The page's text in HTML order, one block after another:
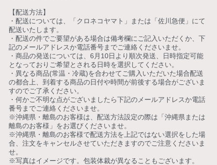
【配送方法】
・配送については、「クロネコヤマト」または「佐川急便」にて
配送いたします。
・配送の件でご要望がある場合は備考欄にご記入いただくか、下
記のメールアドレスか電話番号までご連絡くださいませ。
・商品の発送については、6月10日より順次発送、日時指定可能
となっておりご希望とされる日時を選択してください。
・異なる商品(常温・冷蔵)を合わせてご購入いただいた場合配送
の都合上、到着する商品の日付や時間が前後する場合がございま
すのでご了承ください。
・何かご不明な点がございましたら下記のメールアドレスか電話
番号までご連絡くださいませ。
※沖縄県・離島のお客様は、配送方法設定の際は「沖縄県または
離島のお客様」をお選びくださいませ。
※沖縄県・離島のお客様で配送方法を上記ではない選択をした場
合、注文をキャンセルさせていただきますのでご注意くださいま
せ。
※写真はイメージです。包装体裁が異なることもございます。